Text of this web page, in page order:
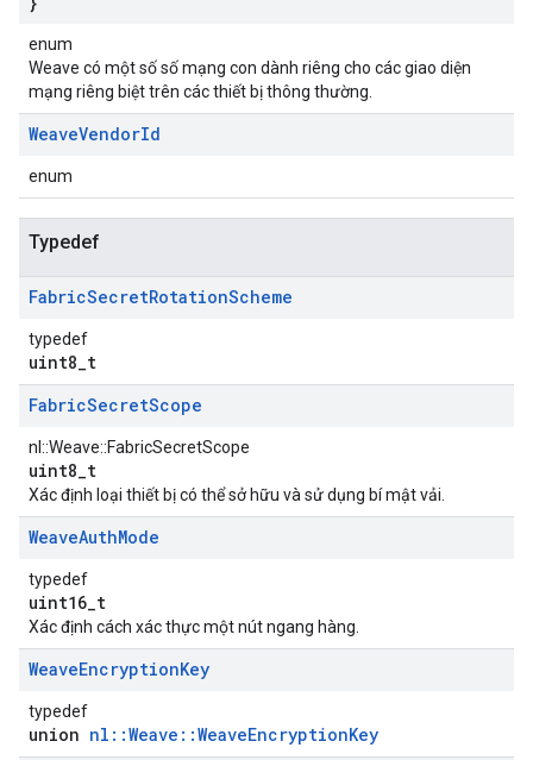
enum
Weave có một số số mạng con dành riêng cho các giao diện
mạng riêng biệt trên các thiết bị thông thường.
WeaveVendorId
enum
Typedef
FabricSecretRotationScheme
typedef
uint8_t
FabricSecretScope
nl::Weave::FabricSecretScope
uint8_t
Xác định loại thiết bị có thể sở hữu và sử dụng bí mật vải.
WeaveAuthMode
typedef
uint16_t
Xác định cách xác thực một nút ngang hàng.
WeaveEncryptionKey
typedef
union nl::Weave::WeaveEncryptionKey